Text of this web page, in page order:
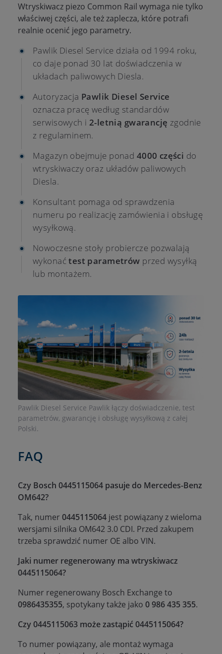
Wtryskiwacz piezo Common Rail wymaga nie tylko
właściwej części, ale też zaplecza, które potrafi
realnie ocenić jego parametry.
Pawlik Diesel Service działa od 1994 roku,
co daje ponad 30 lat doświadczenia w
układach paliwowych Diesla.
Autoryzacja Pawlik Diesel Service
oznacza pracę według standardów
serwisowych i 2-letnią gwarancję zgodnie
z regulaminem.
Magazyn obejmuje ponad 4000 części do
wtryskiwaczy oraz układów paliwowych
Diesla.
Konsultant pomaga od sprawdzenia
numeru po realizację zamówienia i obsługę
wysyłkową.
Nowoczesne stoły probiercze pozwalają
wykonaćtest parametrów przed wysyłką
lub montażem.
Pawlik Diesel Service Pawlik łączy doświadczenie, test
parametrów, gwarancję i obsługę wysyłkową z całej
Polski.
FAQ
Czy Bosch 0445115064 pasuje do Mercedes-Benz
OM642?
Tak, numer 0445115064 jest powiązany z wieloma
wersjami silnika OM642 3.0 CDI. Przed zakupem
trzeba sprawdzić numer OE albo VIN.
Jaki numer regenerowany ma wtryskiwacz
0445115064?
Numer regenerowany Bosch Exchange to
0986435355, spotykany także jako 0 986 435 355.
Czy 0445115063 może zastąpić 0445115064?
To numer powiązany, ale montaż wymaga